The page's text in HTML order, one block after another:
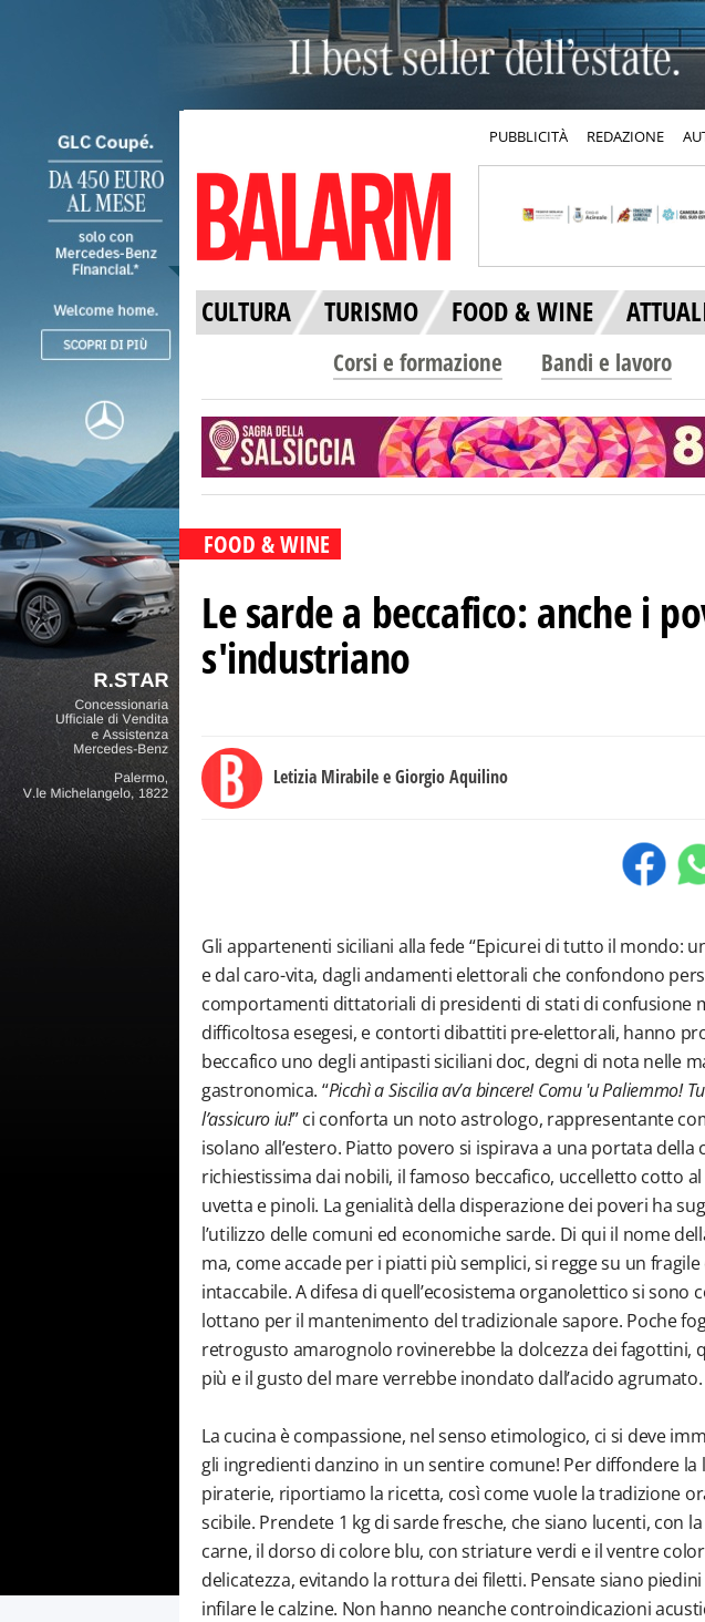
PUBBLICITÀ REDAZIONE
CULTURA TURISMO FOOD & WINE
Corsi e formazione Bandi e lavoro
FOOD & WINE
Le sarde a beccafico: anche i
s'industriano
Letizia Mirabile e Giorgio Aquilino
Gli appartenenti siciliani alla fede “Epicurei di tutto il mondo:
e dal caro-vita, dagli andamenti elettorali che confondono
comportamenti dittatoriali di presidenti di stati di confusione
difficoltosa esegesi, e contorti dibattiti pre-elettorali, hanno
beccafico uno degli antipasti siciliani doc, degni di nota nelle
gastronomica. “Picchì a Siscilia av’a bincere! Comu 'u Paliemmo!
l’assicuro iu!” ci conforta un noto astrologo, rappresentante
isolano all’estero. Piatto povero si ispirava a una portata della
richiestissima dai nobili, il famoso beccafico, uccelletto cotto
uvetta e pinoli. La genialità della disperazione dei poveri ha
l’utilizzo delle comuni ed economiche sarde. Di qui il nome
ma, come accade per i piatti più semplici, si regge su un
intaccabile. A difesa di quell’ecosistema organolettico si sono
lottano per il mantenimento del tradizionale sapore. Poche
retrogusto amarognolo rovinerebbe la dolcezza dei fagottini,
più e il gusto del mare verrebbe inondato dall’acido agrumato.
La cucina è compassione, nel senso etimologico, ci si deve
gli ingredienti danzino in un sentire comune! Per diffondere
piraterie, riportiamo la ricetta, così come vuole la tradizione
scibile. Prendete 1 kg di sarde fresche, che siano lucenti, con
carne, il dorso di colore blu, con striature verdi e il ventre
delicatezza, evitando la rottura dei filetti. Pensate siano
infilare le calzine. Non hanno neanche controindicazioni